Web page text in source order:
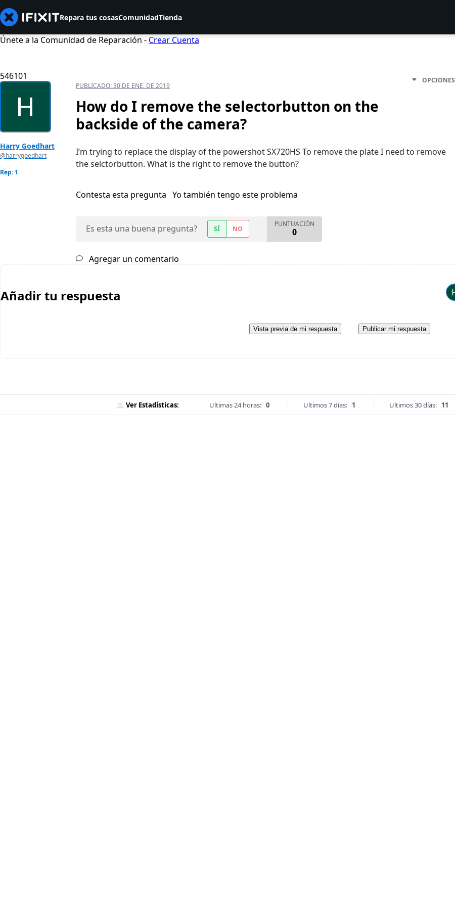
Repara tus cosasComunidadTienda
Únete a la Comunidad de Reparación - Crear Cuenta
546101
Harry Goedhart
@harrygoedhart
Rep: 1
PUBLICADO:30 DE ENE. DE 2019
OPCIONES
How do I remove the selectorbutton on the
backside of the camera?
I’m trying to replace the display of the powershot SX720HS To remove the plate I need to remove
the selctorbutton. What is the right to remove the button?
Contesta esta pregunta Yo también tengo este problema
Es esta una buena pregunta? SÍ NO
PUNTUACIÓN
0
Agregar un comentario
Añadir tu respuesta
Vista previa de mi respuesta Publicar mi respuesta
Ver Estadísticas: Ultimas 24 horas: 0 Ultimos 7 días: 1 Ultimos 30 días: 11